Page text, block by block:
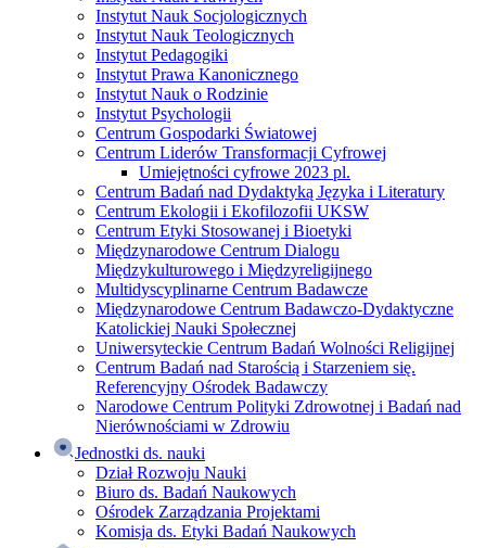
Instytut Nauk Socjologicznych
Instytut Nauk Teologicznych
Instytut Pedagogiki
Instytut Prawa Kanonicznego
Instytut Nauk o Rodzinie
Instytut Psychologii
Centrum Gospodarki Światowej
Centrum Liderów Transformacji Cyfrowej
Umiejętności cyfrowe 2023 pl.
Centrum Badań nad Dydaktyką Języka i Literatury
Centrum Ekologii i Ekofilozofii UKSW
Centrum Etyki Stosowanej i Bioetyki
Międzynarodowe Centrum Dialogu
Międzykulturowego i Międzyreligijnego
Multidyscyplinarne Centrum Badawcze
Międzynarodowe Centrum Badawczo-Dydaktyczne
Katolickiej Nauki Społecznej
Uniwersyteckie Centrum Badań Wolności Religijnej
Centrum Badań nad Starością i Starzeniem się.
Referencyjny Ośrodek Badawczy
Narodowe Centrum Polityki Zdrowotnej i Badań nad
Nierównościami w Zdrowiu
Jednostki ds. nauki
Dział Rozwoju Nauki
Biuro ds. Badań Naukowych
Ośrodek Zarządzania Projektami
Komisja ds. Etyki Badań Naukowych